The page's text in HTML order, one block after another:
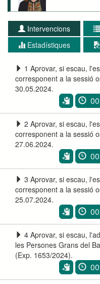
Intervencions
Estadístiques
1 Aprovar, si escau,
corresponent a la sessió
30.05.2024.
2 Aprovar, si escau,
corresponent a la sessió
27.06.2024.
3 Aprovar, si escau,
corresponent a la sessió
25.07.2024.
4 Aprovar, si escau,
les Persones Grans del
(Exp. 1653/2024).